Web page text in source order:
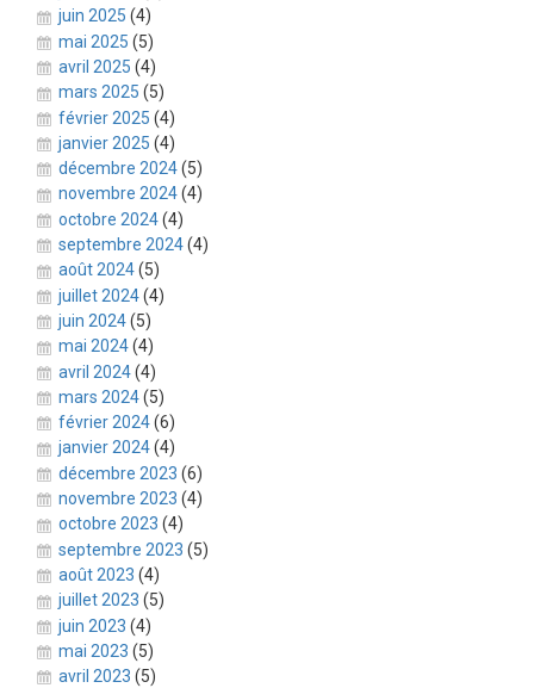
juin 2025 (4)
mai 2025 (5)
avril 2025 (4)
mars 2025 (5)
février 2025 (4)
janvier 2025 (4)
décembre 2024(5)
novembre 2024(4)
octobre 2024(4)
septembre 2024(4)
août 2024(5)
juillet 2024(4)
juin 2024(5)
mai 2024(4)
avril 2024(4)
mars 2024(5)
février 2024(6)
janvier 2024(4)
décembre 2023 (6)
novembre 2023 (4)
octobre 2023 (4)
septembre 2023 (5)
août 2023 (4)
juillet 2023 (5)
juin 2023 (4)
mai 2023 (5)
avril 2023 (5)